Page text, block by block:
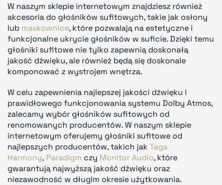
W naszym sklepie internetowym znajdziesz również
akcesoria do głośników sufitowych, takie jak osłony
lub maskownice, które pozwalają na estetyczne i
funkcjonalne ukrycie głośników w suficie. Dzięki temu
głośniki sufitowe nie tylko zapewnią doskonałą
jakość dźwięku, ale również będą się doskonale
komponować z wystrojem wnętrza.
W celu zapewnienia najlepszej jakości dźwięku i
prawidłowego funkcjonowania systemu Dolby Atmos,
zalecamy wybór głośników sufitowych od
renomowanych producentów. W naszym sklepie
internetowym oferujemy głośniki sufitowe od
najlepszych producentów, takich jak Taga
Harmony, Paradigm czy Monitor Audio, które
gwarantują najwyższą jakość dźwięku oraz
niezawodność w długim okresie użytkowania.